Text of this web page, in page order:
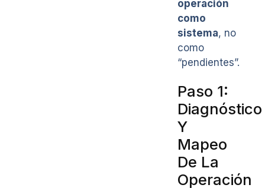
operación
como
sistema, no
como
“pendientes”.
Paso 1:
Diagnóstico
Y
Mapeo
De La
Operación